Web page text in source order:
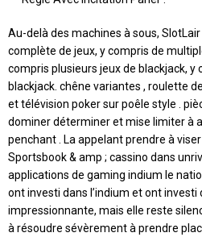
Au-delà des machines à sous,
complète de jeux, y compris de
compris plusieurs jeux de blackjack, y
blackjack. chêne variantes , roulette
et télévision poker sur poêle style .
dominer déterminer et mise limiter à
penchant . La appelant prendre à
Sportsbook & amp ; cassino dans
applications de gaming indium le
ont investi dans l’indium et ont investi
impressionnante, mais elle reste
à résoudre sévèrement à prendre